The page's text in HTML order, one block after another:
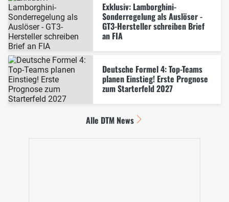
Exklusiv: Lamborghini-
Sonderregelung als Auslöser -
GT3-Hersteller schreiben Brief
an FIA
Deutsche Formel 4: Top-Teams
planen Einstieg! Erste Prognose
zum Starterfeld 2027
Alle DTM News